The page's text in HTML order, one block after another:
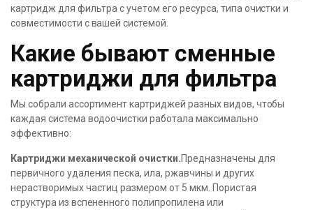
картридж для фильтра с учетом его ресурса, типа очистки и
совместимости с вашей системой.
Какие бывают сменные
картриджи для фильтра
Мы собрали ассортимент картриджей разных видов, чтобы
каждая система водоочистки работала максимально
эффективно:
Картриджи механической очистки.Предназначены для
первичного удаления песка, ила, ржавчины и других
нерастворимых частиц размером от 5 мкм. Пористая
структура из вспененного полипропилена или